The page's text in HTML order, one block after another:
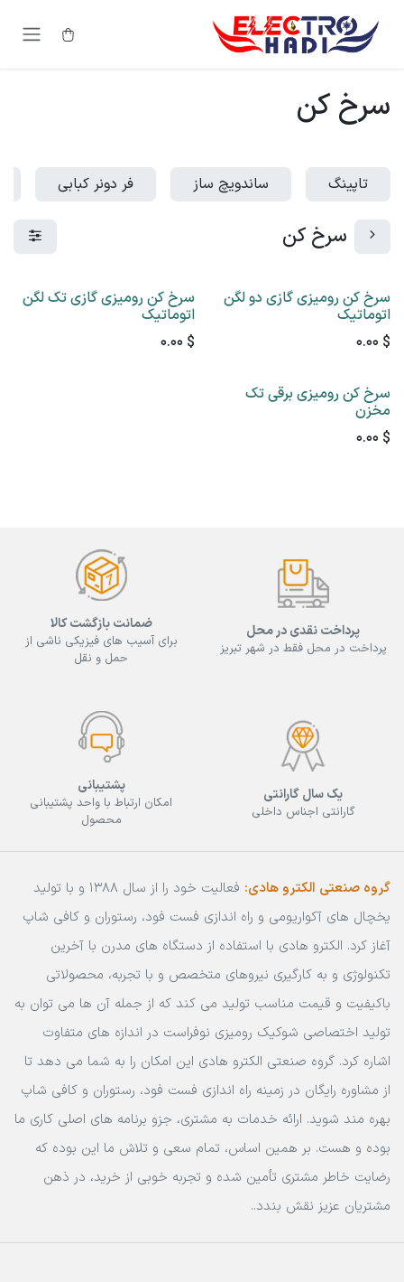
صرف نظر و مشاهده محتوا
سرخ کن
تاپینگ ساندویچ ساز فر دونر کبابی
سرخ کن
سرخ کن رومیزی گازی دو لگن
اتوماتیک
$
0.00
سرخ کن رومیزی گازی تک لگن
اتوماتیک
$
0.00
سرخ کن رومیزی برقی تک
مخزن
$
0.00
پرداخت نقدی در محل
پرداخت در محل فقط در شهر تبریز
ضمانت بازگشت کالا
برای آسیب های فیزیکی ناشی از
حمل و نقل
یک سال گارانتی
گارانتی اجناس داخلی
پشتیبانی
امکان ارتباط با واحد پشتیبانی
محصول
گروه صنعتی الکترو هادی:
فعالیت خود را از سال 1388 و با تولید
یخچال های آکواریومی و راه اندازی فست فود، رستوران و کافی شاپ
آغاز کرد. الکترو هادی با استفاده از دستگاه های مدرن با آخرین
تکنولوژی و به کارگیری نیروهای متخصص و با تجربه، محصولاتی
باکیفیت و قیمت مناسب تولید می کند که از جمله آن ها می توان به
تولید اختصاصی شوکیک رومیزی نوفراست در اندازه های متفاوت
اشاره کرد. گروه صنعتی الکترو هادی این امکان را به شما می دهد تا
از مشاوره رایگان در زمینه راه اندازی فست فود، رستوران و کافی شاپ
بهره مند شوید. ارائه خدمات به مشتری، جزو برنامه های اصلی کاری ما
بوده و هست. بر همین اساس، تمام سعی و تلاش ما این بوده که
رضایت خاطر مشتری تأمین شده و تجربه خوبی از خرید، در ذهن
مشتریان عزیز نقش بندد..